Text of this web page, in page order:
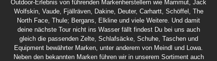
Outdoor-Erlebnis von führenden Markenherstellern wie Mammut, Jack
Wolfskin, Vaude, Fjällräven, Dakine, Deuter, Carhartt, Schöffel, The
North Face, Thule; Bergans, Elkline und viele Weitere. Und damit
deine nächste Tour nicht ins Wasser fällt findest Du bei uns auch
gleich die passenden Zelte, Schlafsäcke, Schuhe, Taschen und
Equipment bewährter Marken, unter anderem von Meindl und Lowa.
Neben den bekannten Marken führen wir in unserem Sortiment auch